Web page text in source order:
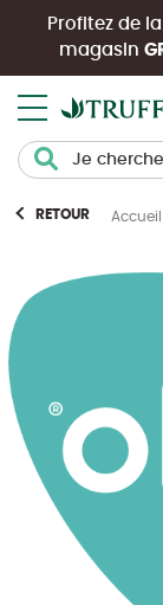
Profitez de
magasin
RETOUR Accueil